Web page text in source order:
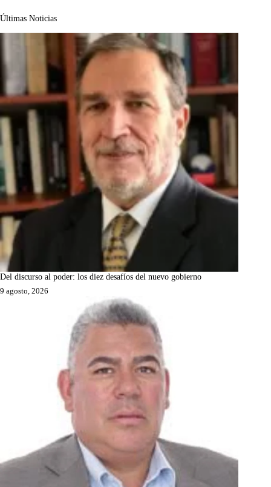
Últimas Noticias
Del discurso al poder: los diez desafíos del nuevo gobierno
9 agosto, 2026